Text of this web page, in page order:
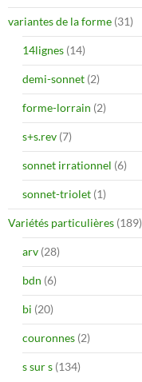
variantes de la forme (31)
14lignes (14)
demi-sonnet (2)
forme-lorrain (2)
s+s.rev (7)
sonnet irrationnel (6)
sonnet-triolet (1)
Variétés particulières (189)
arv (28)
bdn (6)
bi (20)
couronnes (2)
s sur s (134)